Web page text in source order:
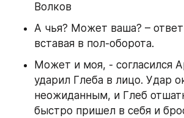
Волков
А чья? Может ваша? –
вставая в пол-оборота.
Может и моя, - согласился
ударил Глеба в лицо. Удар
неожиданным, и Глеб
быстро пришел в себя и